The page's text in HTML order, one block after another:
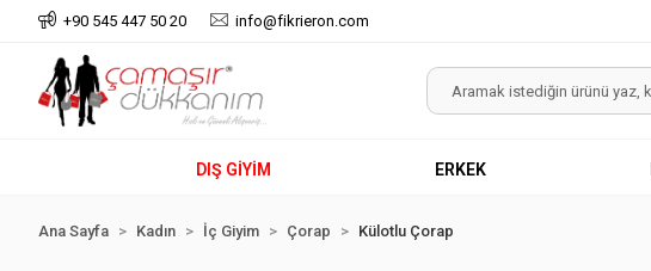
+90 545 447 50 20 info@fikrieron.com
DIŞ GİYİM ERKEK
Ana Sayfa Kadın İç Giyim Çorap Külotlu Çorap